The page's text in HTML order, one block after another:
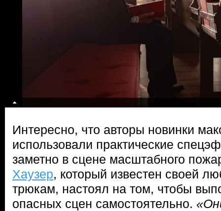
Интересно, что авторы новинки
использовали практические
заметно в сцене масштабного
Хаузер, который известен своей
трюкам, настоял на том, чтобы
опасных сцен самостоятельно.